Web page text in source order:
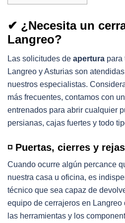
✔ ¿Necesita un
Langreo?
Las solicitudes de apertura para
Langreo y Asturias son
nuestros especialistas.
más frecuentes, contamos con
entrenados para abrir cualquier
persianas, cajas fuertes y todo
◽️ Puertas, cierres y rejas
Cuando ocurre algún percance
nuestra casa u oficina, es
técnico que sea capaz de
equipo de cerrajeros en Langreo
las herramientas y los